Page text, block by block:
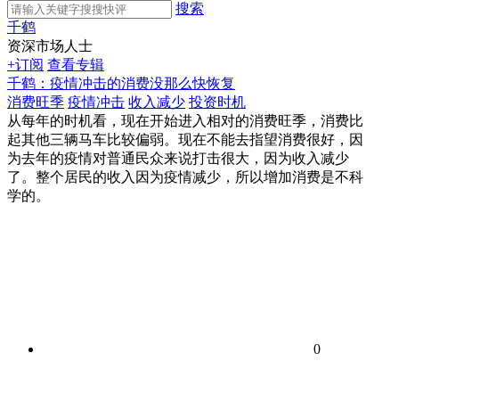
搜索
千鹤
资深市场人士
+订阅 查看专辑
千鹤：疫情冲击的消费没那么快恢复
消费旺季 疫情冲击 收入减少 投资时机
从每年的时机看，现在开始进入相对的消费旺季，消费比
起其他三辆马车比较偏弱。现在不能去指望消费很好，因
为去年的疫情对普通民众来说打击很大，因为收入减少
了。整个居民的收入因为疫情减少，所以增加消费是不科
学的。
0